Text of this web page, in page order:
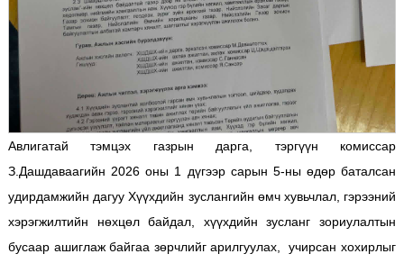
Авлигатай тэмцэх газрын дарга, тэргүүн комиссар
З.Дашдаваагийн 2026 оны 1 дүгээр сарын 5-ны өдөр баталсан
удирдамжийн дагуу Хүүхдийн зуслангийн өмч хувьчлал, гэрээний
хэрэгжилтийн нөхцөл байдал, хүүхдийн зусланг зориулалтын
бусаар ашиглаж байгаа зөрчлийг арилгуулах, учирсан хохирлыг